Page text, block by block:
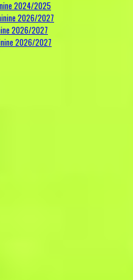
2024/2025
2026/2027
2026/2027
2026/2027